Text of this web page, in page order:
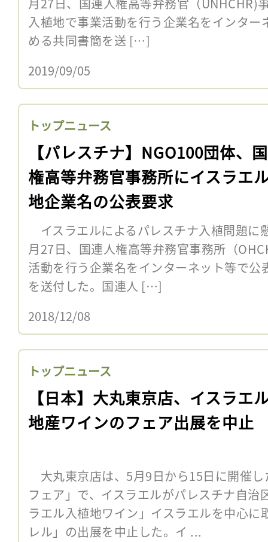
入植地で事業活動を行う企業名をインタ
める共同書簡を送 […]
2019/09/05
トップニュース
【パレスチナ】NGO100団体、
権高等弁務官事務所にイスラエ
地企業名の公表要求
イスラエルによるパレスチナ入植問題に
月27日、国連人権高等弁務官事務所（
活動を行う企業名をインターネット等で
を送付した。国連人 […]
2018/12/08
トップニュース
【日本】大丸東京店、イスラエ
地産ワインのフェア出展を中止
大丸東京店は、5月9日から15日に開催
フェア」で、イスラエルがパレスチナ自治
ラエル入植地ワイン」イスラエルを中心
レル」の出展を中止した。イ ...